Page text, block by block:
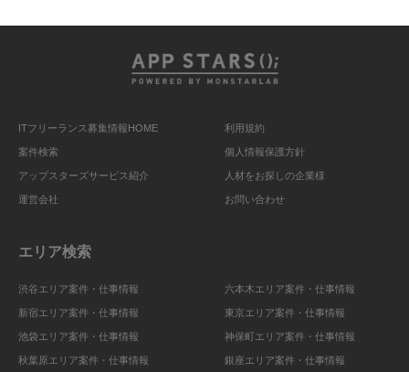
ITフリーランス募集情報HOME
案件検索
アップスターズサービス紹介
運営会社
利用規約
個人情報保護方針
人材をお探しの企業様
お問い合わせ
エリア検索
渋谷エリア案件・仕事情報
新宿エリア案件・仕事情報
池袋エリア案件・仕事情報
秋葉原エリア案件・仕事情報
六本木エリア案件・仕事情報
東京エリア案件・仕事情報
神保町エリア案件・仕事情報
銀座エリア案件・仕事情報